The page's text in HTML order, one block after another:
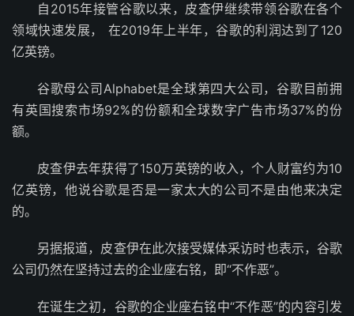
自2015年接管谷歌以来，皮查伊继续带领谷歌在各个
领域快速发展， 在2019年上半年，谷歌的利润达到了120
亿英镑。
谷歌母公司Alphabet是全球第四大公司，谷歌目前拥
有英国搜索市场92%的份额和全球数字广告市场37%的份
额。
皮查伊去年获得了150万英镑的收入，个人财富约为10
亿英镑，他说谷歌是否是一家太大的公司不是由他来决定
的。
另据报道，皮查伊在此次接受媒体采访时也表示，谷歌
公司仍然在坚持过去的企业座右铭，即“不作恶”。
在诞生之初，谷歌的企业座右铭中“不作恶”的内容引发